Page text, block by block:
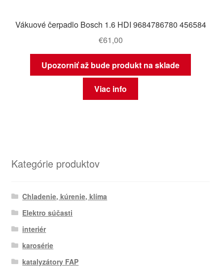
Vákuové čerpadlo Bosch 1.6 HDI 9684786780 456584
€61,00
Upozorniť až bude produkt na sklade
Viac info
Kategórie produktov
Chladenie, kúrenie, klíma
Elektro súčasti
interiér
karosérie
katalyzátory FAP